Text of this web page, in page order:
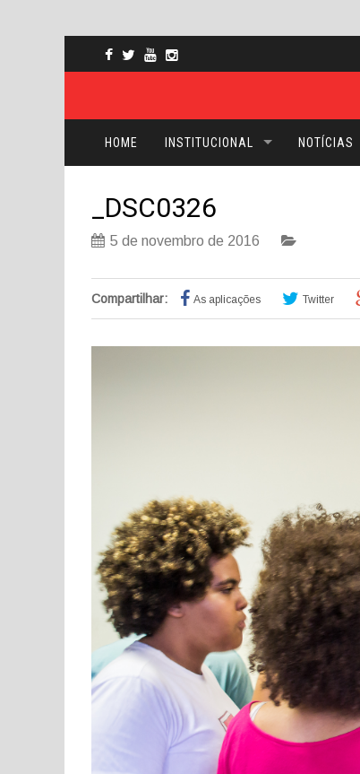
HOME INSTITUCIONAL NOTÍCIAS
_DSC0326
5 de novembro de 2016
Compartilhar: As aplicações Twitter